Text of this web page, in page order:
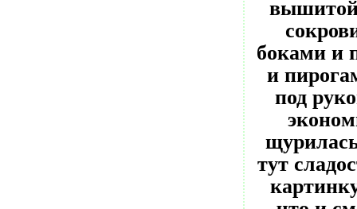
вышитой
боками и
и
под
тут